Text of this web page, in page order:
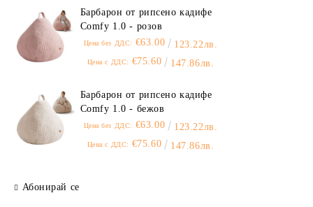
Барбарон от рипсено кадифе
Comfy 1.0 - розов
Цена без ДДС: €63.00 123.22лв.
Цена с ДДС: €75.60 147.86лв.
Барбарон от рипсено кадифе
Comfy 1.0 - бежов
Цена без ДДС: €63.00 123.22лв.
Цена с ДДС: €75.60 147.86лв.
Абонирай се